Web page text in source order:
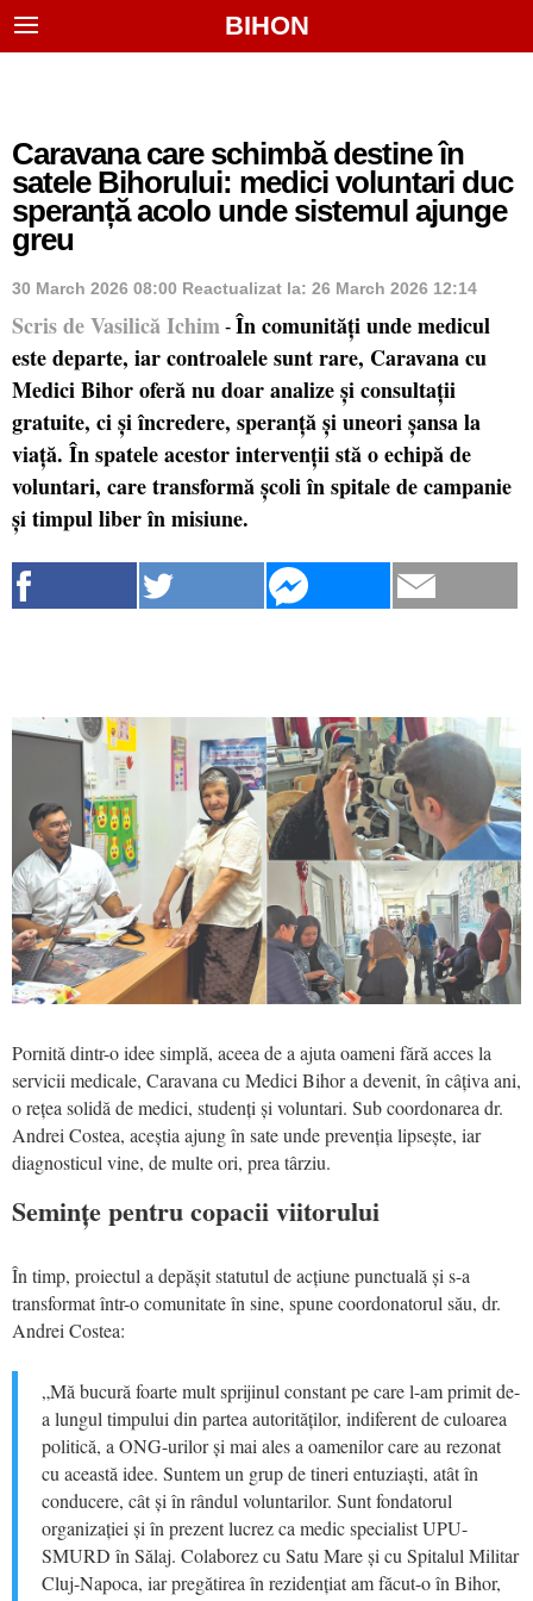
BIHON
Caravana care schimbă destine în
satele Bihorului: medici voluntari duc
speranță acolo unde sistemul ajunge
greu
30 March 2026 08:00 Reactualizat la: 26 March 2026 12:14
Scris de Vasilică Ichim - În comunități unde medicul
este departe, iar controalele sunt rare, Caravana cu
Medici Bihor oferă nu doar analize și consultații
gratuite, ci și încredere, speranță și uneori șansa la
viață. În spatele acestor intervenții stă o echipă de
voluntari, care transformă școli în spitale de campanie
și timpul liber în misiune.
Pornită dintr-o idee simplă, aceea de a ajuta oameni fără acces la
servicii medicale, Caravana cu Medici Bihor a devenit, în câțiva ani,
o rețea solidă de medici, studenți și voluntari. Sub coordonarea dr.
Andrei Costea, aceștia ajung în sate unde prevenția lipsește, iar
diagnosticul vine, de multe ori, prea târziu.
Semințe pentru copacii viitorului
În timp, proiectul a depășit statutul de acțiune punctuală și s-a
transformat într-o comunitate în sine, spune coordonatorul său, dr.
Andrei Costea:
„Mă bucură foarte mult sprijinul constant pe care l-am primit de-
a lungul timpului din partea autorităților, indiferent de culoarea
politică, a ONG-urilor și mai ales a oamenilor care au rezonat
cu această idee. Suntem un grup de tineri entuziaști, atât în
conducere, cât și în rândul voluntarilor. Sunt fondatorul
organizației și în prezent lucrez ca medic specialist UPU-
SMURD în Sălaj. Colaborez cu Satu Mare și cu Spitalul Militar
Cluj-Napoca, iar pregătirea în rezidențiat am făcut-o în Bihor,